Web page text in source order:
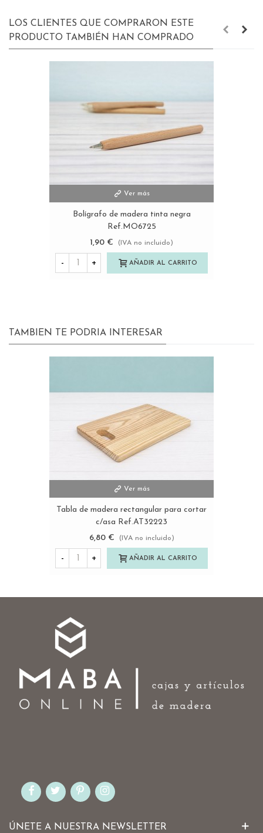
LOS CLIENTES QUE COMPRARON ESTE
PRODUCTO TAMBIÉN HAN COMPRADO
Ver más
Bolígrafo de madera tinta negra
Ref.MO6725
1,90 €
(IVA no incluido)
- + AÑADIR AL CARRITO
TAMBIEN TE PODRIA INTERESAR
Ver más
Tabla de madera rectangular para cortar
c/asa Ref.AT32223
6,80 €
(IVA no incluido)
- + AÑADIR AL CARRITO
ÚNETE A NUESTRA NEWSLETTER